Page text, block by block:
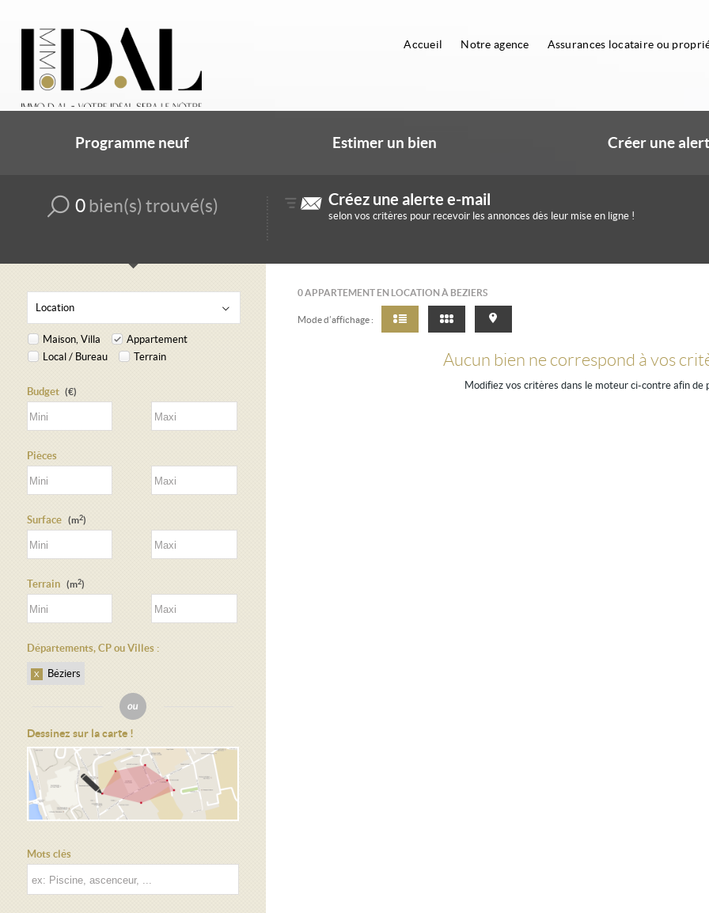
Accueil Notre agence Assurances locataire ou
Programme neuf Estimer un bien Créer une
0bien(s) trouvé(s) Créez une alerte e-mail
selon vos critères pour recevoir les annonces dès leur mise en ligne !
Location
Maison, Villa
Appartement
Local / Bureau
Terrain
Budget (€)
Pièces
Surface (m2)
Terrain (m2)
Départements, CP ou Villes :
X Béziers
Dessinez sur la carte !
Mots clés
0APPARTEMENT EN LOCATION À BEZIERS
Mode d’affichage :
Aucun bien ne correspond à vos
Modifiez vos critères dans le moteur ci-contre afin de